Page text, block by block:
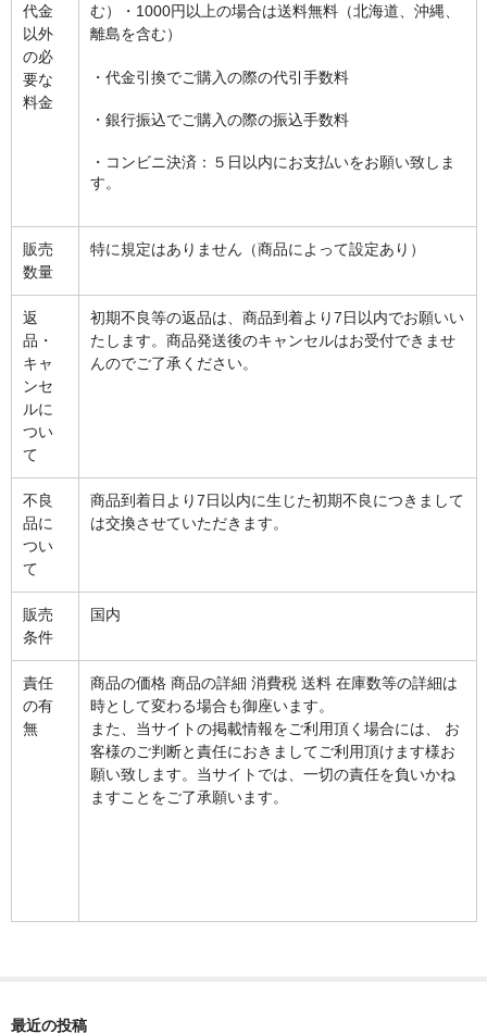
ペレット
POMプレート
アクリル板
ツール・計測
はんだ
ノギス・スライドカッター
ライト照明
工具
電流電圧計
シリンジ・シリンダ
量り
フットスイッチ
ヒートプレート
アウトドア・ホビー
車・バイク
まとめ売り
代金
以外
の必
要な
料金
む）・1000円以上の場合は送料無料（北海道、沖縄、
離島を含む）
・代金引換でご購入の際の代引手数料
・銀行振込でご購入の際の振込手数料
・コンビニ決済：５日以内にお支払いをお願い致しま
す。
販売
数量
特に規定はありません（商品によって設定あり）
返
品・
キャ
ンセ
ルに
つい
て
初期不良等の返品は、商品到着より7日以内でお願いい
たします。商品発送後のキャンセルはお受付できませ
んのでご了承ください。
不良
品に
つい
て
商品到着日より7日以内に生じた初期不良につきまして
は交換させていただきます。
販売
条件
国内
責任
の有
無
商品の価格 商品の詳細 消費税 送料 在庫数等の詳細は
時として変わる場合も御座います。
また、当サイトの掲載情報をご利用頂く場合には、 お
客様のご判断と責任におきましてご利用頂けます様お
願い致します。当サイトでは、一切の責任を負いかね
ますことをご了承願います。
最近の投稿